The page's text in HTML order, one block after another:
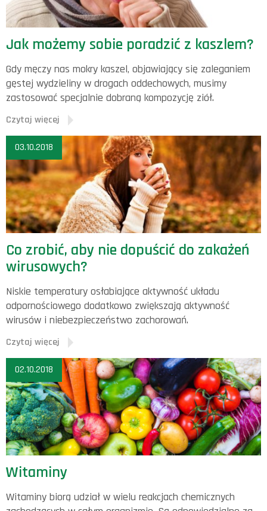
Jak możemy sobie poradzić z kaszlem?
Gdy męczy nas mokry kaszel, objawiający się zaleganiem
gęstej wydzieliny w drogach oddechowych, musimy
zastosować specjalnie dobraną kompozycję ziół.
Czytaj więcej
03.10.2018
Co zrobić, aby nie dopuścić do zakażeń
wirusowych?
Niskie temperatury osłabiające aktywność układu
odpornościowego dodatkowo zwiększają aktywność
wirusów i niebezpieczeństwo zachorowań.
Czytaj więcej
02.10.2018
Witaminy
Witaminy biorą udział w wielu reakcjach chemicznych